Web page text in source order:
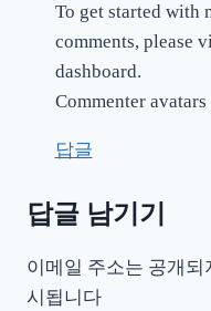
To get started with
comments, please
dashboard.
Commenter
답글
답글 남기기
이메일 주소는 공개되
시됩니다